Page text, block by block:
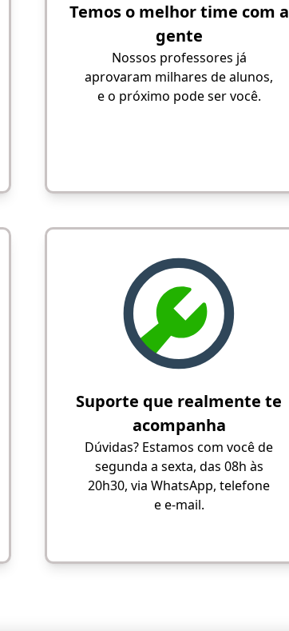
Temos o melhor time com a
gente
Nossos professores já
aprovaram milhares de alunos,
e o próximo pode ser você.
Suporte que realmente te
acompanha
Dúvidas? Estamos com você de
segunda a sexta, das 08h às
20h30, via WhatsApp, telefone
e e-mail.